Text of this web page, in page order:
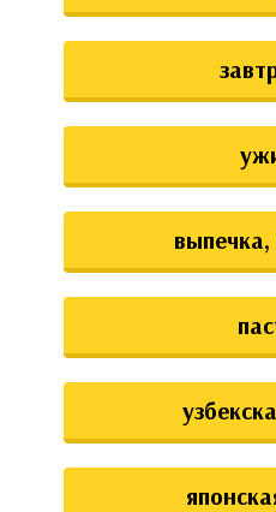
выпечка,